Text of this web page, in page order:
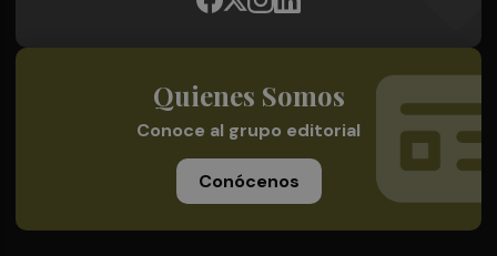
Quienes Somos
Conoce al grupo editorial
Conócenos